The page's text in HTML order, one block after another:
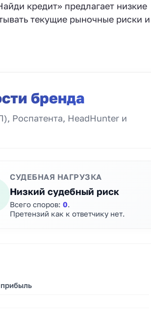
кредит» предлагает низкие
текущие рыночные риски и
бренда
Роспатента, HeadHunter и
СУДЕБНАЯ НАГРУЗКА
Низкий судебный риск
Всего споров: 0.
Претензий как к ответчику нет.